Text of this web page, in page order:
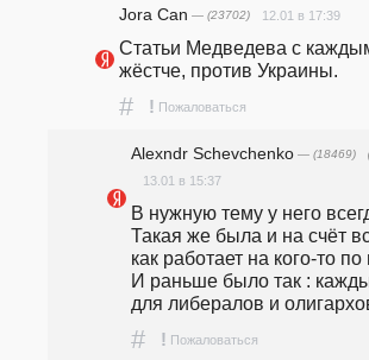
Jora Can — (23702) 12.01 в 17:39
Статьи Медведева с
жёстче, против Украины.
# ! Пожаловаться
Alexndr Schevchenko — (18469)
13.01 в 15:37
В нужную тему у него
Такая же была и на счёт
как работает на кого-то
И раньше было так :
для либералов и
# ! Пожаловаться